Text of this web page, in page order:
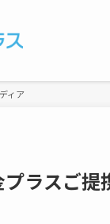
ィア
ラスご提